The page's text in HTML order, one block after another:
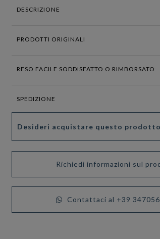
DESCRIZIONE
PRODOTTI ORIGINALI
RESO FACILE SODDISFATTO O RIMBORSATO
SPEDIZIONE
Desideri acquistare questo
Richiedi informazioni sul
Contattaci al +39